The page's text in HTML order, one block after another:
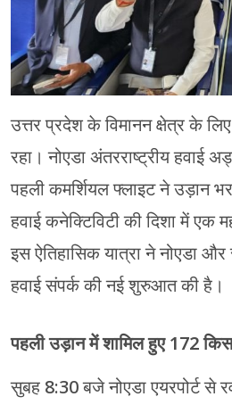
उत्तर प्रदेश के विमानन क्षेत्र के
रहा। नोएडा अंतरराष्ट्रीय
पहली कमर्शियल फ्लाइट ने उड़ान
हवाई कनेक्टिविटी की दिशा में एक
इस ऐतिहासिक यात्रा ने नोएडा
हवाई संपर्क की नई शुरुआत की है।
पहली उड़ान में शामिल हुए 172
सुबह 8:30 बजे नोएडा एयरपोर्ट से